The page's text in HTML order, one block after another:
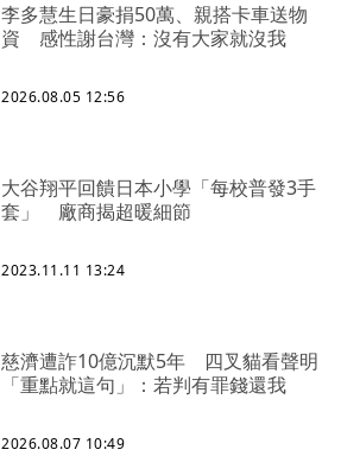
李多慧生日豪捐50萬、親搭卡車送物
資 感性謝台灣：沒有大家就沒我
2026.08.05 12:56
大谷翔平回饋日本小學「每校普發3手
套」 廠商揭超暖細節
2023.11.11 13:24
慈濟遭詐10億沉默5年 四叉貓看聲明
「重點就這句」：若判有罪錢還我
2026.08.07 10:49